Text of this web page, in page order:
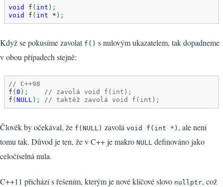
void f ( int ) ;
void
f ( int * ) ;
Když se pokusíme zavolat f() s nulovým ukazatelem, tak dopadneme
v obou případech stejně:
// C++98
f ( 0 ) ;
// zavolá void f(int);
f ( NULL ) ; // taktéž zavolá void f(int);
Člověk by očekával, že f(NULL) zavolá void f(int *) , ale není
tomu tak. Důvod je ten, že v C++ je makro NULL definováno jako
celočíselná nula.
C++11 přichází s řešením, kterým je nové klíčové slovo nullptr, což